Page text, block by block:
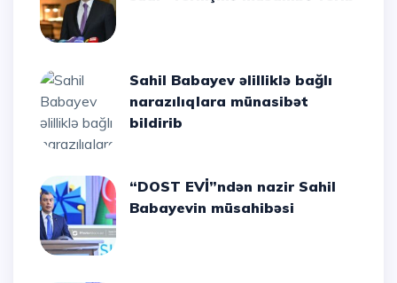
Sahil Babayev əlilliklə bağlı
narazılıqlara münasibət
bildirib
“DOST EVİ”ndən nazir Sahil
Babayevin müsahibəsi